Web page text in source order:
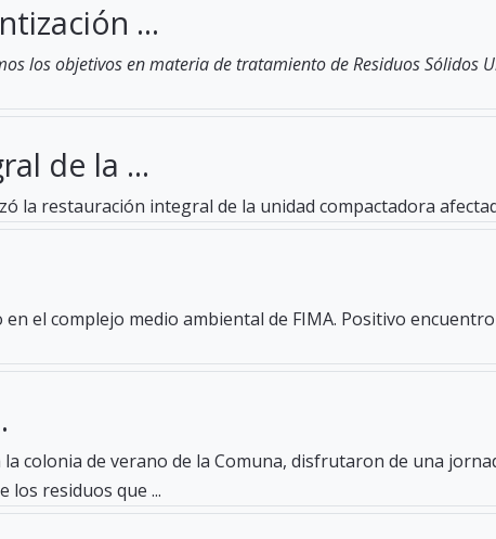
...
los objetivos en materia de tratamiento de Residuos
de la ...
la restauración integral de la unidad compactadora
el complejo medio ambiental de FIMA. Positivo
colonia de verano de la Comuna, disfrutaron de una
los residuos que ...